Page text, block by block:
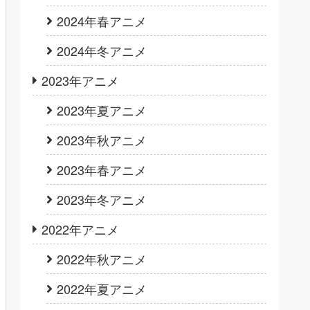
2024年春アニメ
2024年冬アニメ
2023年アニメ
2023年夏アニメ
2023年秋アニメ
2023年春アニメ
2023年冬アニメ
2022年アニメ
2022年秋アニメ
2022年夏アニメ